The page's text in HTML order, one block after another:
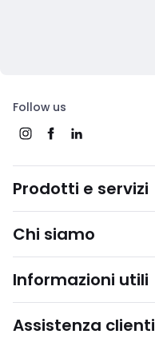
Follow us
Prodotti e servizi
Chi siamo
Informazioni utili
Assistenza clienti